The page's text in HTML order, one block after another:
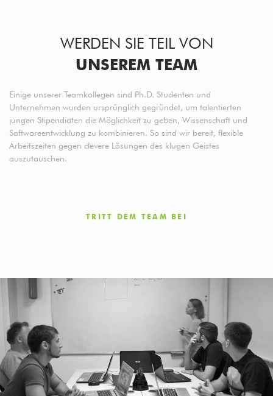
WERDEN SIE TEIL VON
UNSEREM TEAM
Einige unserer Teamkollegen sind Ph.D. Studenten und
Unternehmen wurden ursprünglich gegründet, um talentierten
jungen Stipendiaten die Möglichkeit zu geben, Wissenschaft und
Softwareentwicklung zu kombinieren. So sind wir bereit, flexible
Arbeitszeiten gegen clevere Lösungen des klugen Geistes
auszutauschen.
TRITT DEM TEAM BEI